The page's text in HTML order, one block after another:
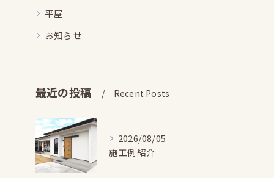
平屋
お知らせ
最近の投稿 Recent Posts
2026/08/05
施工例紹介